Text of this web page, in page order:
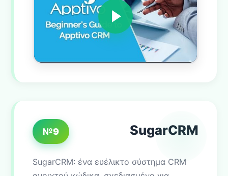
№9 SugarCRM
SugarCRM: ένα ευέλικτο σύστημα CRM